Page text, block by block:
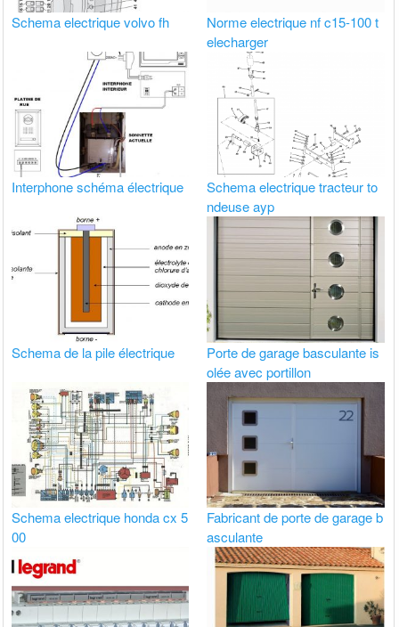
Schema electrique volvo fh
Norme electrique nf c15-100 t
elecharger
Interphone schéma électrique
Schema electrique tracteur to
ndeuse ayp
Schema de la pile électrique
Porte de garage basculante is
olée avec portillon
Schema electrique honda cx 5
00
Fabricant de porte de garage b
asculante